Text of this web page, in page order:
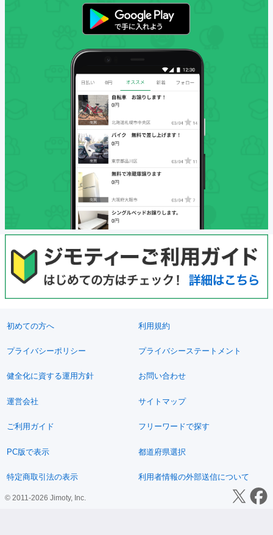
初めての方へ 利用規約
プライバシーポリシー プライバシーステートメント
健全化に資する運用方針 お問い合わせ
運営会社 サイトマップ
ご利用ガイド フリーワードで探す
PC版で表示 都道府県選択
特定商取引法の表示 利用者情報の外部送信について
© 2011-2026 Jimoty, Inc.